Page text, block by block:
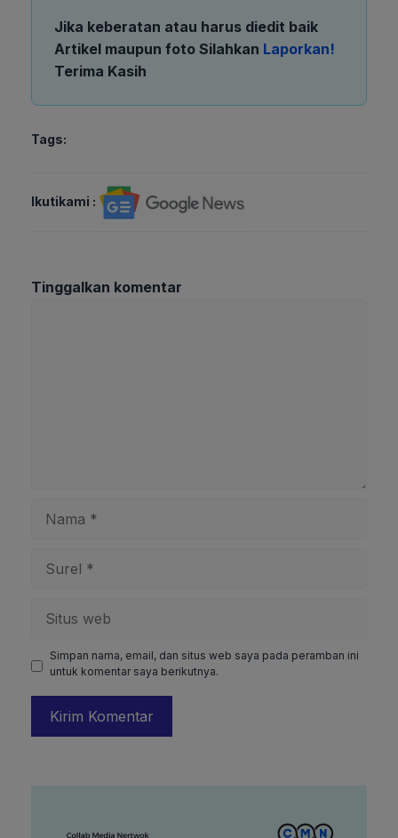
Jika keberatan atau harus diedit baik
Artikel maupun foto Silahkan Laporkan!
Terima Kasih
Tags:
Ikutikami :
Tinggalkan komentar
web
Simpan nama, email, dan situs web saya pada peramban ini
untuk komentar saya berikutnya.